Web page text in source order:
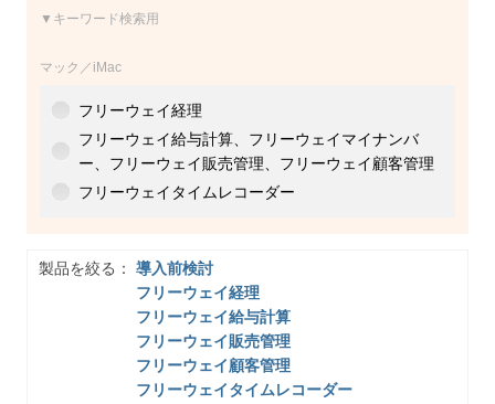
▼キーワード検索用
マック／iMac
フリーウェイ経理
フリーウェイ給与計算、フリーウェイマイナンバ
ー、フリーウェイ販売管理、フリーウェイ顧客管理
フリーウェイタイムレコーダー
製品を絞る：
導入前検討
フリーウェイ経理
フリーウェイ給与計算
フリーウェイ販売管理
フリーウェイ顧客管理
フリーウェイタイムレコーダー